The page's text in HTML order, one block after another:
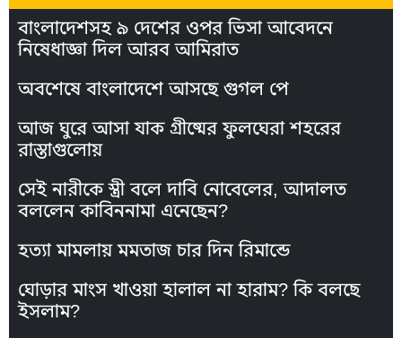
বাংলাদেশসহ ৯ দেশের ওপর ভিসা আবেদনে
নিষেধাজ্ঞা দিল আরব আমিরাত
অবশেষে বাংলাদেশে আসছে গুগল পে
আজ ঘুরে আসা যাক গ্রীষ্মের ফুলঘেরা শহরের
রাস্তাগুলোয়
সেই নারীকে স্ত্রী বলে দাবি নোবেলের, আদালত
বললেন কাবিননামা এনেছেন?
হত্যা মামলায় মমতাজ চার দিন রিমান্ডে
ঘোড়ার মাংস খাওয়া হালাল না হারাম? কি বলছে
ইসলাম?